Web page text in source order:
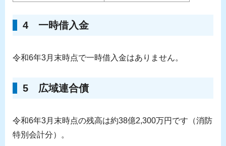
4 一時借入金
令和6年3月末時点で一時借入金はありません。
5 広域連合債
令和6年3月末時点の残高は約38億2,300万円です（消防
特別会計分）。